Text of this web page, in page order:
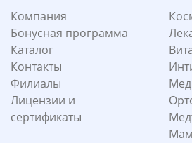
Компания
Бонусная программа
Каталог
Контакты
Филиалы
Лицензии и
сертификаты